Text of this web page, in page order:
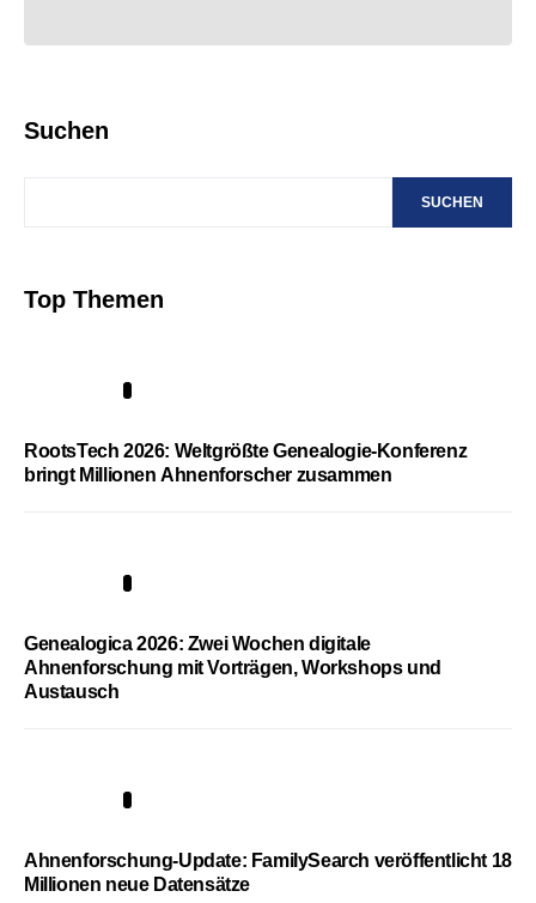
Suchen
SUCHEN
Top Themen
RootsTech 2026: Weltgrößte Genealogie-Konferenz
bringt Millionen Ahnenforscher zusammen
Genealogica 2026: Zwei Wochen digitale
Ahnenforschung mit Vorträgen, Workshops und
Austausch
Ahnenforschung-Update: FamilySearch veröffentlicht 18
Millionen neue Datensätze